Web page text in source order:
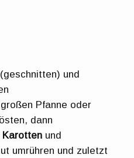
(geschnitten) und
Pfanne oder
dann
Karotten und
umrühren und zuletzt